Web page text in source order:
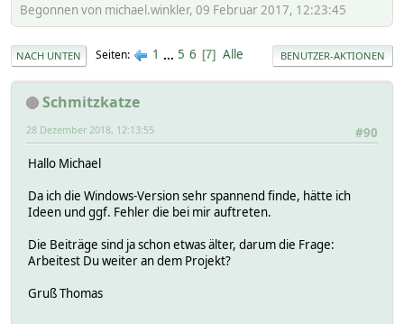
Begonnen von michael.winkler, 09 Februar 2017, 12:23:45
NACH UNTEN Seiten 1 ... 5 6 7 Alle BENUTZER-AKTIONEN
Schmitzkatze
#90
28 Dezember 2018, 12:13:55
Hallo Michael
Da ich die Windows-Version sehr spannend finde, hätte ich
Ideen und ggf. Fehler die bei mir auftreten.
Die Beiträge sind ja schon etwas älter, darum die Frage:
Arbeitest Du weiter an dem Projekt?
Gruß Thomas